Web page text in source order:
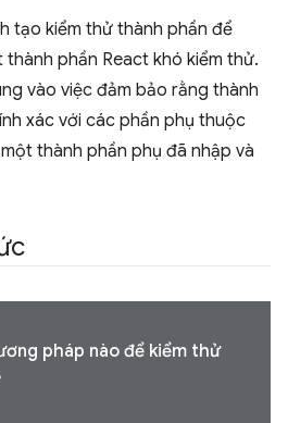
tạo kiểm thử thành phần để
phần React khó kiểm thử.
vào việc đảm bảo rằng thành
xác với các phần phụ thuộc
thành phần phụ đã nhập và
pháp nào để kiểm thử